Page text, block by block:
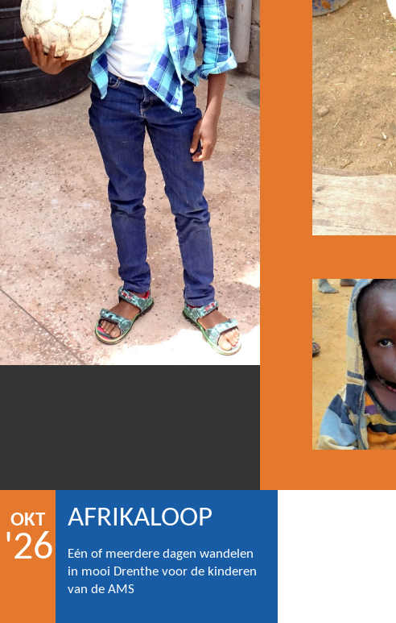
OKT
'26
AFRIKALOOP
Eén of meerdere dagen wandelen
in mooi Drenthe voor de kinderen
van de AMS